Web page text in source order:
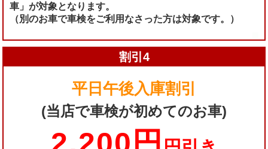
車」が対象となります。
（別のお車で車検をご利用なさった方は対象です。）
割引4
平日午後入庫割引
(当店で車検が初めてのお車)